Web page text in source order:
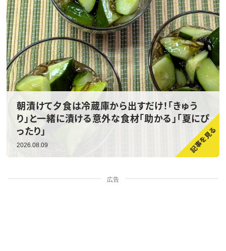
朝漬けて夕食は冷蔵庫から出すだけ！「きゅう
り」と一緒に漬ける意外な食材「助かる」「夏にぴ
ったり」
2026.08.09
広告